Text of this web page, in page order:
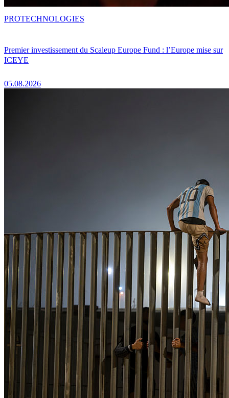
Premier investissement du Scaleup Europe Fund : l’Europe mise sur
ICEYE
05.08.2026
PROTECHNOLOGIES